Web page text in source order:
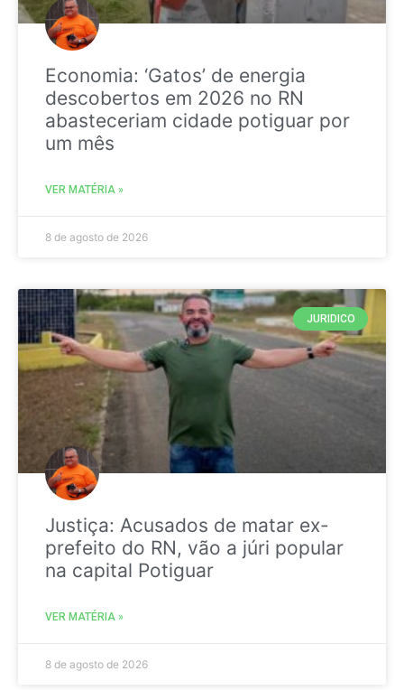
Economia: ‘Gatos’ de energia
descobertos em 2026 no RN
abasteceriam cidade potiguar por
um mês
VER MATÉRIA »
8 de agosto de 2026
JURIDICO
Justiça: Acusados de matar ex-
prefeito do RN, vão a júri popular
na capital Potiguar
VER MATÉRIA »
8 de agosto de 2026